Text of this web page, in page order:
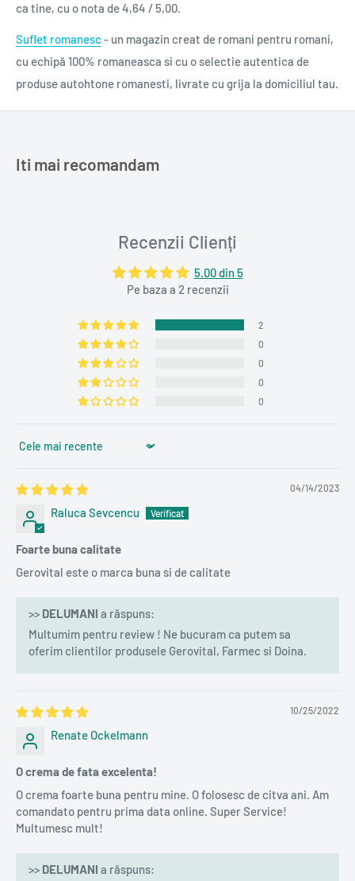
ca tine, cu o nota de 4,64 / 5,00.
Suflet romanesc- un magazin creat de romani pentru romani,
cu echipă 100% romaneasca si cu o selectie autentica de
produse autohtone romanesti, livrate cu grija la domiciliul tau.
Iti mai recomandam
Recenzii Clienți
5.00 din 5
Pe baza a 2 recenzii
2
0
0
0
0
Sort by
04/14/2023
Raluca Sevcencu
Foarte buna calitate
Gerovital este o marca buna si de calitate
>> DELUMANI a răspuns:
Multumim pentru review ! Ne bucuram ca putem sa
oferim clientilor produsele Gerovital, Farmec si Doina.
10/25/2022
Renate Ockelmann
O crema de fata excelenta!
O crema foarte buna pentru mine. O folosesc de citva ani. Am
comandato pentru prima data online. Super Service!
Multumesc mult!
>> DELUMANI a răspuns: